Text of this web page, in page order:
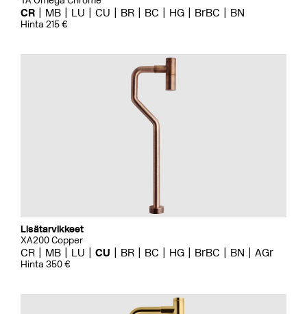
CR MB LU CU BR BC HG BrBC BN
Hinta 215 €
Lisätarvikkeet
XA200 Copper
CR MB LU CU BR BC HG BrBC BN AGr
Hinta 350 €